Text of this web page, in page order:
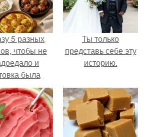
5 разных
чтобы не
и
была
проще.
Ты только
представь себе эту
историю.